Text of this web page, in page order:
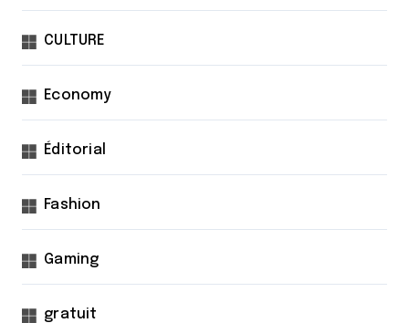
CULTURE
Economy
Éditorial
Fashion
Gaming
gratuit